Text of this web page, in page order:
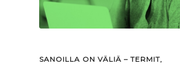
SANOILLA ON VÄLIÄ – TERMIT,